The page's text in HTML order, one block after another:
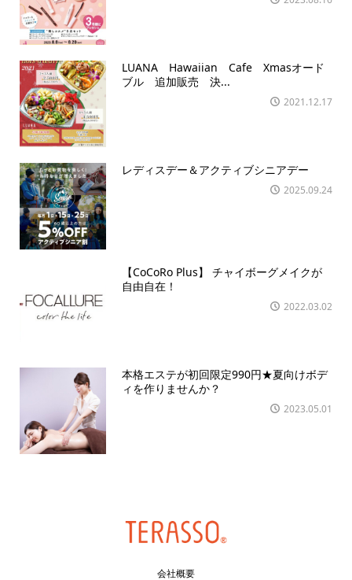
LUANA Hawaiian Cafe Xmasオード
ブル 追加販売 決...
2021.12.17
レディスデー＆アクティブシニアデー
2025.09.24
【CoCoRo Plus】 チャイボーグメイクが
自由自在！
2022.03.02
本格エステが初回限定990円★夏向けボデ
ィを作りませんか？
2023.05.01
会社概要